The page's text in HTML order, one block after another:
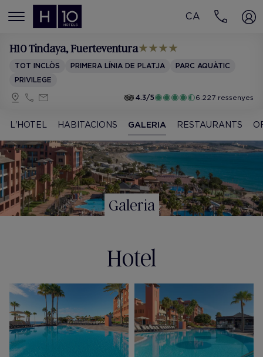
MENÚ
CA
H10 Tindaya, Fuerteventura
TOT INCLÒS PRIMERA LÍNIA DE PLATJA
PARC AQUÀTIC
PRIVILEGE
4.3/5
6.227 ressenyes
L'HOTEL HABITACIONS GALERIA RESTAURANTS
Galeria
Hotel